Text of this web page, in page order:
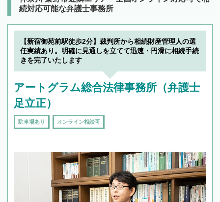
続対応可能な弁護士事務所
【新宿御苑前駅徒歩2分】裁判所から相続財産管理人の選
任実績あり。明確に見通しを立てて迅速・円滑に相続手続
きを完了いたします
アートグラム総合法律事務所（弁護士
足立正）
駐車場あり オンライン相談可